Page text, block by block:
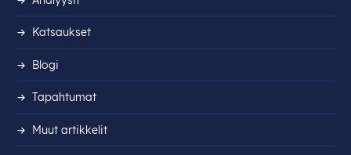
Katsaukset
Blogi
Tapahtumat
Muut artikkelit